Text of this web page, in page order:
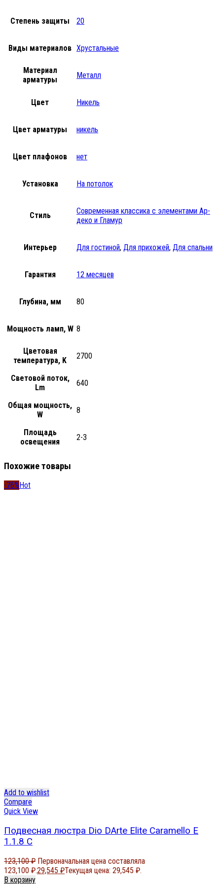
Степень защиты 20
Виды материалов Хрустальные
Материал
арматуры
Металл
Цвет Никель
Цвет арматуры никель
Цвет плафонов нет
Установка На потолок
Стиль
Современная классика с элементами Ар-
деко и Гламур
Интерьер Для гостиной, Для прихожей, Для спальни
Гарантия 12 месяцев
Глубина, мм 80
Мощность ламп, W 8
Цветовая
температура, K
2700
Световой поток,
Lm
640
Общая мощность,
W
8
Площадь
освещения
2-3
Похожие товары
-76% Hot
Add to wishlist
Compare
Quick View
Подвесная люстра Dio DArte Elite Caramello E
1.1.8 C
123,100₽ Первоначальная цена составляла
123,100 ₽.29,545 ₽Текущая цена: 29,545 ₽.
В корзину